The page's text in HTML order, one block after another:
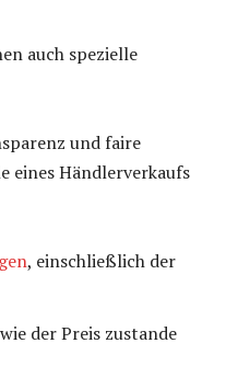
auch spezielle
und faire
eines Händlerverkaufs
, einschließlich der
der Preis zustande